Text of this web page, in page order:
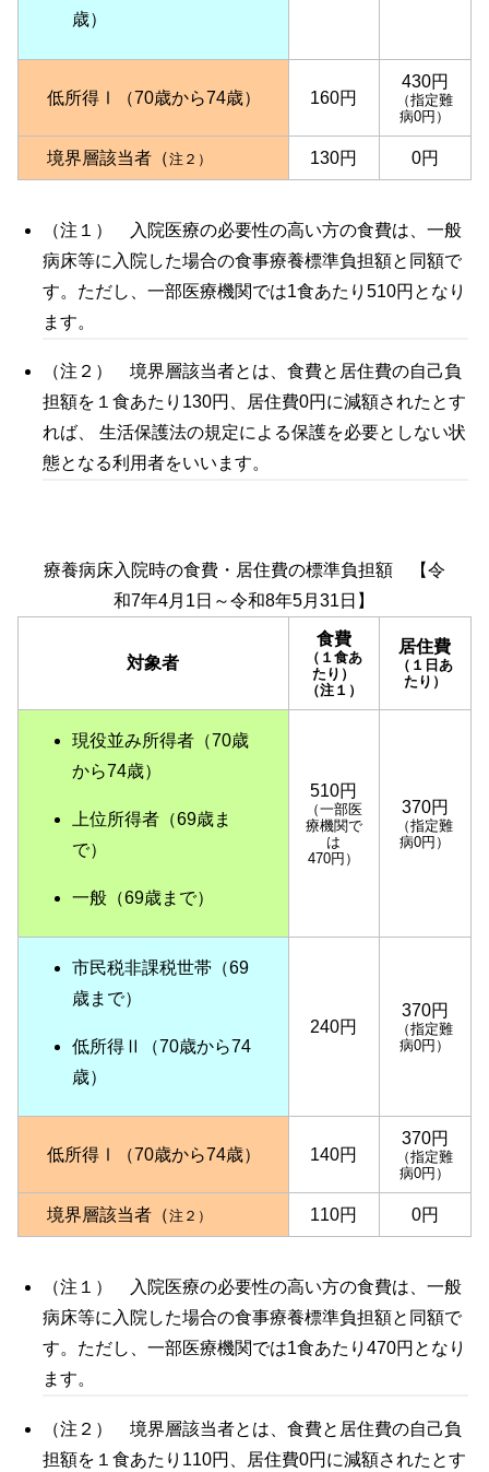
歳）
低所得Ⅰ（70歳から74歳） 160円
430円
（指定難
病0円）
境界層該当者（注２） 130円 0円
（注１） 入院医療の必要性の高い方の食費は、一般
病床等に入院した場合の食事療養標準負担額と同額で
す。ただし、一部医療機関では1食あたり510円となり
ます。
（注２） 境界層該当者とは、食費と居住費の自己負
担額を１食あたり130円、居住費0円に減額されたとす
れば、 生活保護法の規定による保護を必要としない状
態となる利用者をいいます。
療養病床入院時の食費・居住費の標準負担額 【令
和7年4月1日～令和8年5月31日】
対象者
食費
（１食あ
たり）
（注１）
居住費
（１日あ
たり）
現役並み所得者（70歳
から74歳）
上位所得者（69歳ま
で）
一般（69歳まで）
510円
（一部医
療機関で
は
470円）
370円
（指定難
病0円）
市民税非課税世帯（69
歳まで）
低所得Ⅱ（70歳から74
歳）
240円
370円
（指定難
病0円）
低所得Ⅰ（70歳から74歳） 140円
370円
（指定難
病0円）
境界層該当者（注２） 110円 0円
（注１）
入院医療の必要性の高い方の食費は、一般
病床等に入院した場合の食事療養標準負担額と同額で
す。ただし、一部医療機関では1食あたり470円となり
ます。
（注２） 境界層該当者とは、食費と居住費の自己負
担額を１食あたり110円、居住費0円に減額されたとす